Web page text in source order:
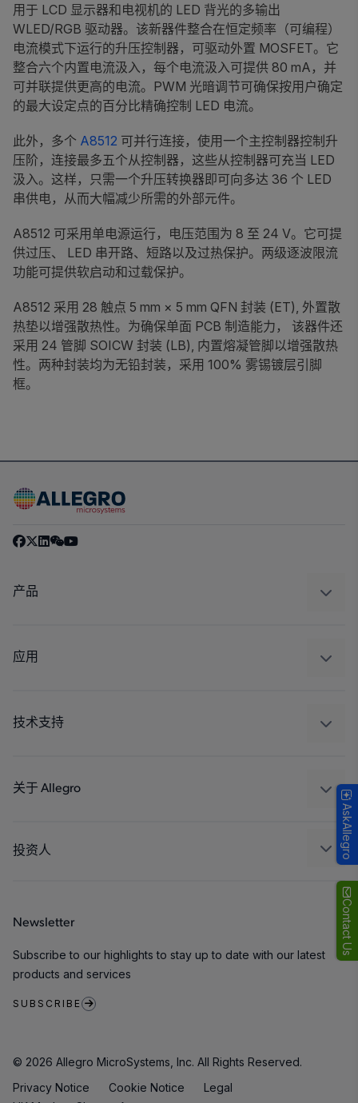
Contact Us
用于 LCD 显示器和电视机的 LED 背光的多输出
WLED/RGB 驱动器。该新器件整合在恒定频率（可编程）
电流模式下运行的升压控制器，可驱动外置 MOSFET。它
整合六个内置电流汲入，每个电流汲入可提供 80 mA，并
可并联提供更高的电流。PWM 光暗调节可确保按用户确定
的最大设定点的百分比精确控制 LED 电流。
此外，多个 A8512 可并行连接，使用一个主控制器控制升
压阶，连接最多五个从控制器，这些从控制器可充当 LED
汲入。这样，只需一个升压转换器即可向多达 36 个 LED
串供电，从而大幅减少所需的外部元件。
A8512 可采用单电源运行，电压范围为 8 至 24 V。它可提
供过压、 LED 串开路、短路以及过热保护。两级逐波限流
功能可提供软启动和过载保护。
A8512 采用 28 触点 5 mm × 5 mm QFN 封装 (ET), 外置散
热垫以增强散热性。为确保单面 PCB 制造能力， 该器件还
采用 24 管脚 SOICW 封装 (LB), 内置熔凝管脚以增强散热
性。两种封装均为无铅封装，采用 100% 雾锡镀层引脚
框。
产品
调节
应用
工业
技术支持
封装
关于 Allegro
人才招聘
联系我们
投资人
Newsletter
Subscribe to our highlights to stay up to date with our latest
products and services
SUBSCRIBE
© 2026 Allegro MicroSystems, Inc. All Rights Reserved.
Privacy Notice
Cookie Notice
Legal
AskAllegro